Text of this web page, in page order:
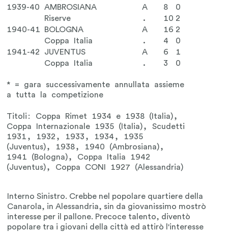
1939-40
AMBROSIANA A 8
0
Riserve
. 10 2
1940-41
BOLOGNA A 16 2
Coppa Italia
. 4
0
1941-42
JUVENTUS A 6
1
Coppa Italia
. 3 0
* = gara successivamente annullata assieme
a tutta la competizione
Titoli: Coppa Rimet 1934 e 1938 (Italia),
Coppa Internazionale 1935 (Italia), Scudetti
1931, 1932, 1933, 1934, 1935
(Juventus), 1938, 1940 (Ambrosiana),
1941 (Bologna), Coppa Italia 1942
(Juventus), Coppa CONI 1927 (Alessandria)